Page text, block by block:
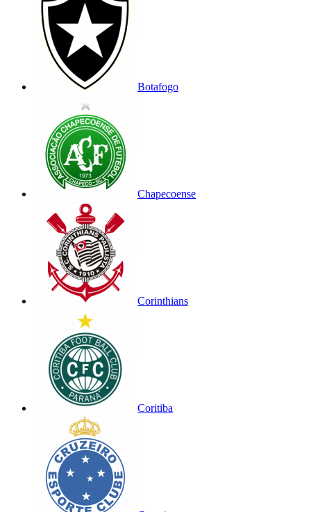
Botafogo
Chapecoense
Corinthians
Coritiba